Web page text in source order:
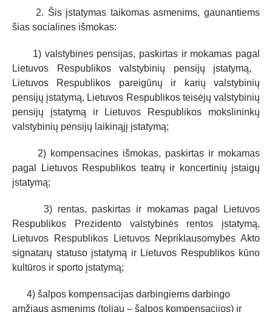
2. Šis įstatymas taikomas asmenims, gaunantiems
šias socialines išmokas:
1) valstybines pensijas, paskirtas ir mokamas pagal
Lietuvos Respublikos valstybinių pensijų įstatymą,
Lietuvos Respublikos pareigūnų ir karių valstybinių
pensijų įstatymą, Lietuvos Respublikos teisėjų valstybinių
pensijų įstatymą ir Lietuvos Respublikos mokslininkų
valstybinių pensijų laikinąjį įstatymą;
2) kompensacines išmokas, paskirtas ir mokamas
pagal Lietuvos Respublikos teatrų ir koncertinių įstaigų
įstatymą;
3) rentas, paskirtas ir mokamas pagal Lietuvos
Respublikos Prezidento valstybinės rentos įstatymą,
Lietuvos Respublikos Lietuvos Nepriklausomybės Akto
signatarų statuso įstatymą ir Lietuvos Respublikos kūno
kultūros ir sporto įstatymą;
4) šalpos kompensacijas darbingiems darbingo
amžiaus asmenims (toliau – šalpos kompensacijos) ir